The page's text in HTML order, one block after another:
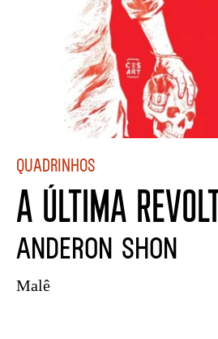
Quadrinhos
A ÚLTIMA
Anderon Shon
Malê